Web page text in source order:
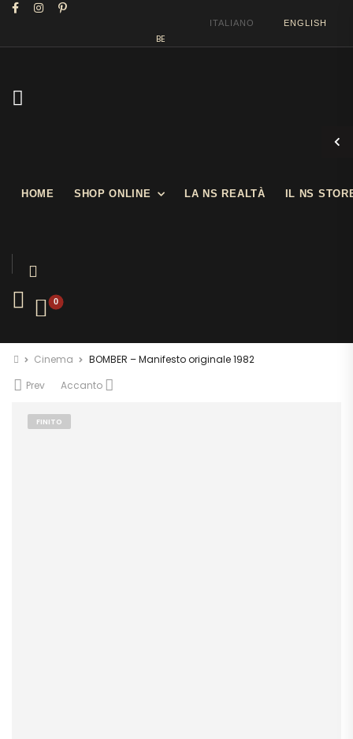
BENVENUTI NEL NOSTRO SHOW STORE
ITALIANO ENGLISH
HOME SHOP ONLINE LA NS REALTÀ IL NS
0
Cinema
BOMBER – Manifesto originale 1982
Prev
Accanto
FINITO